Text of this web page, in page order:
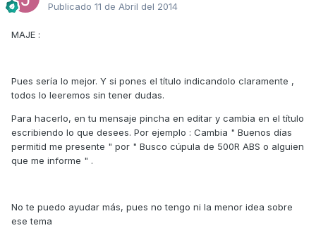
Publicado 11 de Abril del 2014
MAJE :
Pues sería lo mejor. Y si pones el título indicandolo claramente ,
todos lo leeremos sin tener dudas.
Para hacerlo, en tu mensaje pincha en editar y cambia en el título
escribiendo lo que desees. Por ejemplo : Cambia " Buenos días
permitid me presente " por " Busco cúpula de 500R ABS o alguien
que me informe " .
No te puedo ayudar más, pues no tengo ni la menor idea sobre
ese tema